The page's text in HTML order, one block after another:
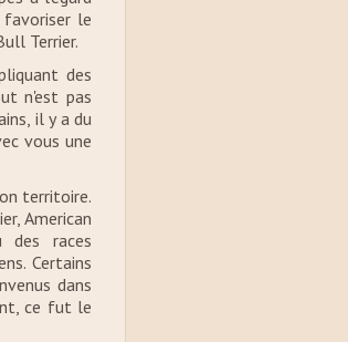
favoriser le
Terrier.
des
n'est pas
il y a du
vous une
territoire.
American
des races
Certains
dans
ce fut le